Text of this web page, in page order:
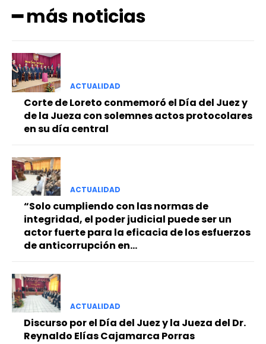
━ más noticias
ACTUALIDAD
Corte de Loreto conmemoró el Día del Juez y
de la Jueza con solemnes actos protocolares
en su día central
ACTUALIDAD
“Solo cumpliendo con las normas de
integridad, el poder judicial puede ser un
actor fuerte para la eficacia de los esfuerzos
de anticorrupción en...
ACTUALIDAD
Discurso por el Día del Juez y la Jueza del Dr.
Reynaldo Elías Cajamarca Porras